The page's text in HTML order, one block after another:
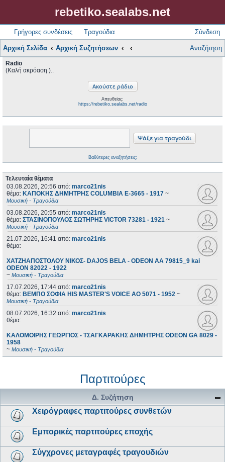
rebetiko.sealabs.net
Γρήγορες συνδέσεις Τραγούδια Σύνδεση
Αρχική Σελίδα Αρχική Συζητήσεων Αναζήτηση
Radio
(Καλή ακρόαση )..
Απευθείας:
https://rebetiko.sealabs.net/radio
Βαθύτερες αναζητήσεις;
Τελευταία θέματα
03.08.2026, 20:56 από: marco21nis
θέμα: ΚΑΠΟΚΗΣ ΔΗΜΗΤΡΗΣ COLUMBIA E-3665 - 1917 ~
Μουσική - Τραγούδια
03.08.2026, 20:55 από: marco21nis
θέμα: ΣΤΑΣΙΝΟΠΟΥΛΟΣ ΣΩΤΗΡΗΣ VICTOR 73281 - 1921 ~
Μουσική - Τραγούδια
21.07.2026, 16:41 από: marco21nis
θέμα:
ΧΑΤΖΗΑΠΟΣΤΟΛΟΥ ΝΙΚΟΣ- DAJOS BELA - ODEON AA 79815_9 kai
ODEON 82022 - 1922
~ Μουσική - Τραγούδια
17.07.2026, 17:44 από: marco21nis
θέμα: ΒΕΜΠΟ ΣΟΦΙΑ HIS MASTER'S VOICE AO 5071 - 1952 ~
Μουσική - Τραγούδια
08.07.2026, 16:32 από: marco21nis
θέμα:
ΚΑΛΟΜΟΙΡΗΣ ΓΕΩΡΓΙΟΣ - ΤΣΑΓΚΑΡΑΚΗΣ ΔΗΜΗΤΡΗΣ ODEON GA 8029 -
1958
~ Μουσική - Τραγούδια
Παρτιτούρες
Δ. Συζήτηση
Χειρόγραφες παρτιτούρες συνθετών
Εμπορικές παρτιτούρες εποχής
Σύγχρονες μεταγραφές τραγουδιών